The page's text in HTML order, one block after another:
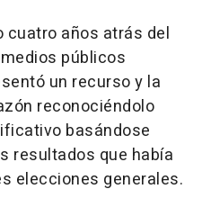
cuatro años atrás del
públicos
un recurso y la
reconociéndolo
basándose
resultados que había
elecciones generales.